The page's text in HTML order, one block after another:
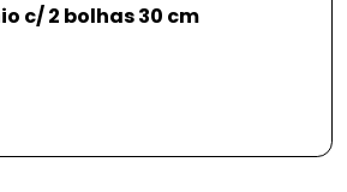
Brinquedo pet - bola - alto